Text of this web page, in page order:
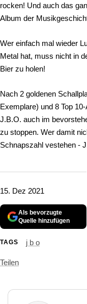
15. Dez 2021
Als bevorzugte
Quelle hinzufügen
TAGS j b o
Teilen
rocken! Und auch das
Album der
Wer einfach mal wieder
Metal hat, muss nicht in
Bier zu holen!
Nach 2 goldenen
Exemplare) und 8 Top
J.B.O. auch im
zu stoppen. Wer damit
Schnapszahl vestehen -